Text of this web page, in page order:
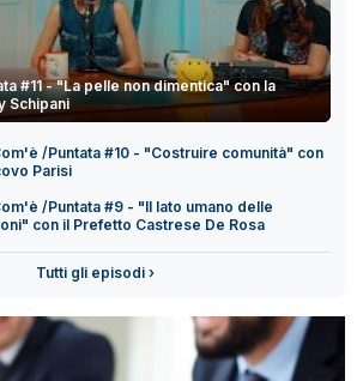
#11 - "La pelle non dimentica" con la
Schipani
/Puntata #10 - "Costruire comunità" con
Parisi
/Puntata #9 - "Il lato umano delle
con il Prefetto Castrese De Rosa
Tutti gli episodi ›